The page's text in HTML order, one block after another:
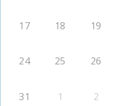
17 18 19
24 25 26
31 1 2